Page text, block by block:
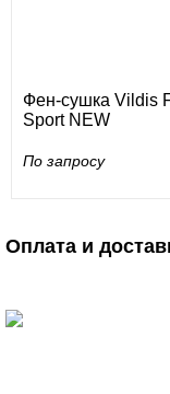
Фен-сушка Vildis
Sport NEW
По запросу
Оплата и